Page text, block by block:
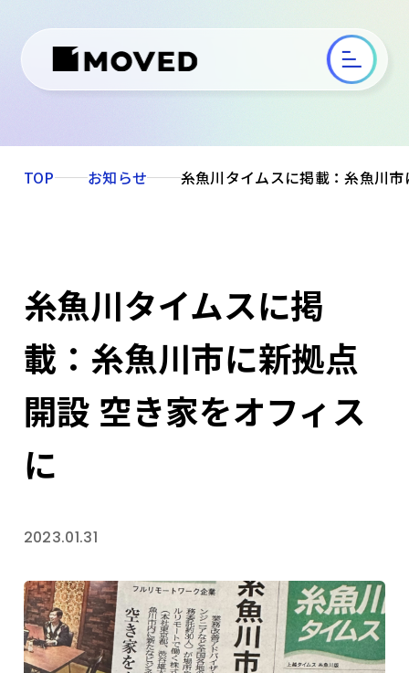
TOP お知らせ 糸魚川タイムスに掲載：糸魚川
糸魚川タイムスに掲
載：糸魚川市に新拠点
開設 空き家をオフィス
に
2023.01.31